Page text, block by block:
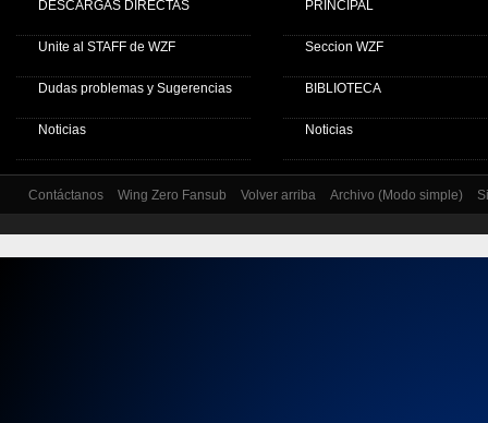
DESCARGAS DIRECTAS
Unite al STAFF de WZF
Dudas problemas y Sugerencias
Noticias
PRINCIPAL
Seccion WZF
BIBLIOTECA
Noticias
Contáctanos Wing Zero Fansub Volver arriba Archivo (Modo simple)